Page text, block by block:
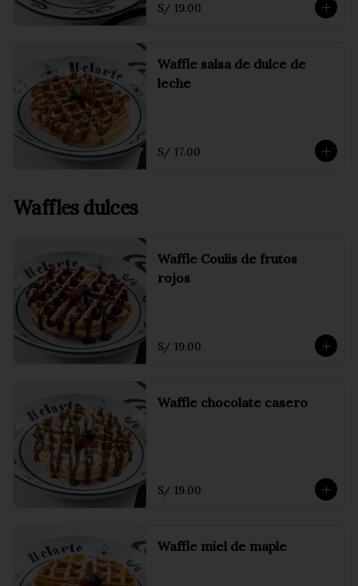
S/ 19.00
Waffle salsa de dulce de
leche
S/ 17.00
Waffles dulces
Waffle Coulis de frutos
rojos
S/ 19.00
Waffle chocolate casero
S/ 19.00
Waffle miel de maple